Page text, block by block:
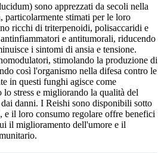
sono apprezzati da secoli nella
particolarmente stimati per le loro
ricchi di triterpenoidi, polisaccaridi e
e antitumorali, riducendo
i sintomi di ansia e tensione.
stimolando la produzione di
così l'organismo nella difesa contro le
in questi funghi agisce come
stress e migliorando la qualità del
danni. I Reishi sono disponibili sotto
e il loro consumo regolare offre benefici
il miglioramento dell'umore e il